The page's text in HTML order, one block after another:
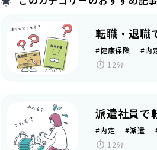
転職・退職
#健康保険 #
12分
派遣社員で
#内定 #派遣
12分